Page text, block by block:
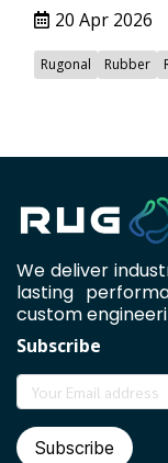
20 Apr 2026
Rugonal Rubber
We deliver
lasting
custom
Subscribe
Subscribe